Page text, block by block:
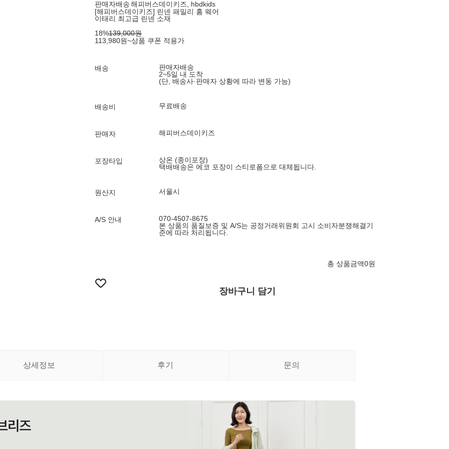
판매자배송해피버스데이키즈, hbdkids
[해피버스데이키즈] 린넨 패밀리 홈 웨어
이태리 최고급 린넨 소재
18%139,000원
113,980원~상품 쿠폰 적용가
배송
판매자배송
2~5일 내 도착
(단, 배송사·판매자 상황에 따라 변동 가능)
배송비 무료배송
판매자 해피버스데이키즈
포장타입
상온 (종이포장)
택배배송은 에코 포장이 스티로폼으로 대체됩니다.
원산지 서울시
A/S 안내
070-4507-8675
본 상품의 품질보증 및 A/S는 공정거래위원회 고시 소비자분쟁해결기
준에 따라 처리됩니다.
총 상품금액0원
장바구니 담기
상세정보 후기 문의